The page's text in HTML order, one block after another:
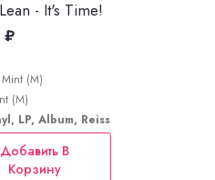
- It's Time!
₽
(M)
(M)
LP, Album, Reissue, Stereo
Добавить В
Корзину